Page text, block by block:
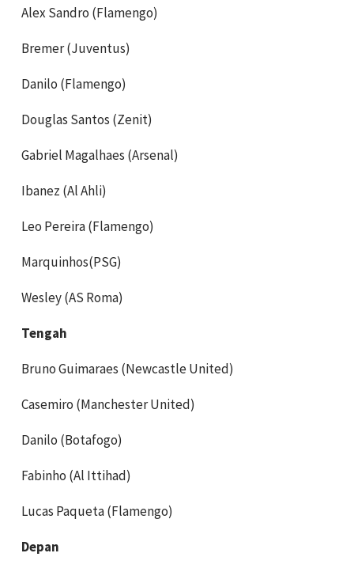
Alex Sandro (Flamengo)
Bremer (Juventus)
Danilo (Flamengo)
Douglas Santos (Zenit)
Gabriel Magalhaes (Arsenal)
Ibanez (Al Ahli)
Leo Pereira (Flamengo)
Marquinhos(PSG)
Wesley (AS Roma)
Tengah
Bruno Guimaraes (Newcastle United)
Casemiro (Manchester United)
Danilo (Botafogo)
Fabinho (Al Ittihad)
Lucas Paqueta (Flamengo)
Depan